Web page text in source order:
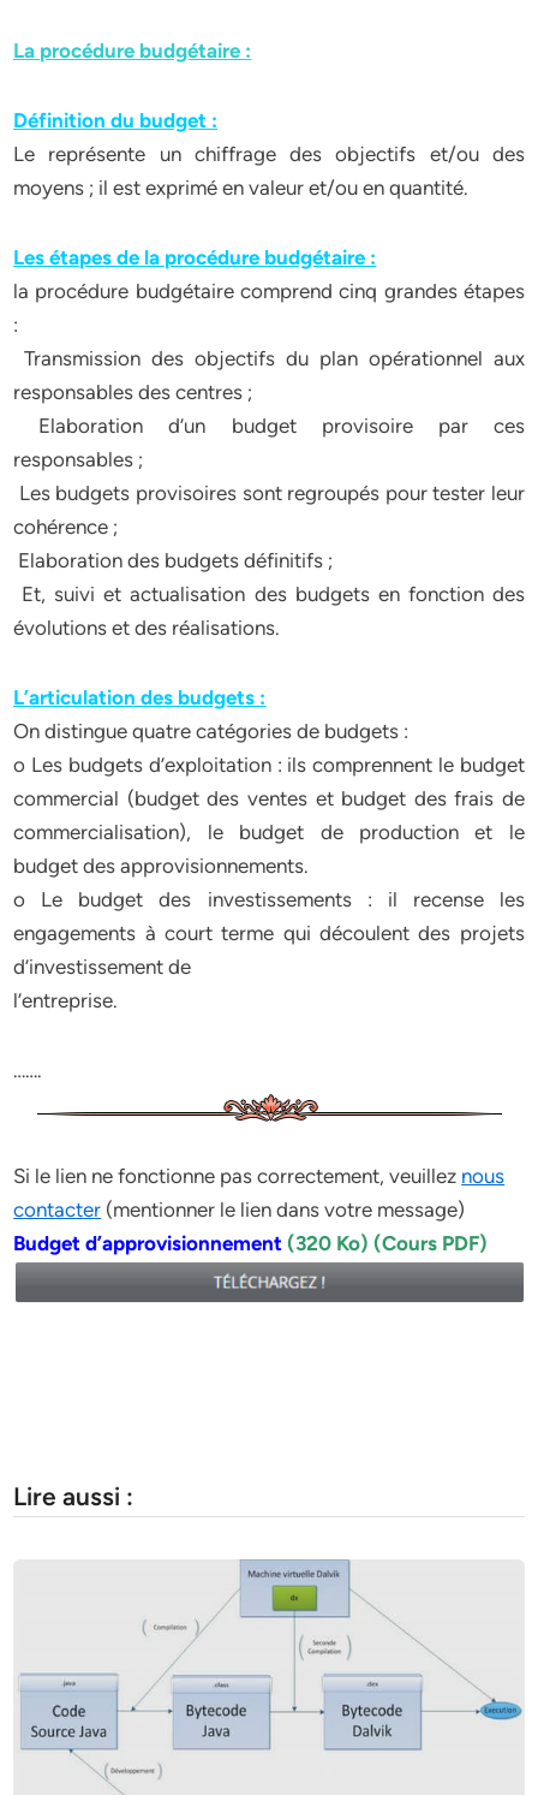
La procédure budgétaire :
Définition du budget :
Le représente un chiffrage des objectifs et/ou des
moyens ; il est exprimé en valeur et/ou en quantité.
Les étapes de la procédure budgétaire :
la procédure budgétaire comprend cinq grandes étapes
:
 Transmission des objectifs du plan opérationnel aux
responsables des centres ;
 Elaboration d’un budget provisoire par ces
responsables ;
 Les budgets provisoires sont regroupés pour tester leur
cohérence ;
 Elaboration des budgets définitifs ;
 Et, suivi et actualisation des budgets en fonction des
évolutions et des réalisations.
L’articulation des budgets :
On distingue quatre catégories de budgets :
o Les budgets d’exploitation : ils comprennent le budget
commercial (budget des ventes et budget des frais de
commercialisation), le budget de production et le
budget des approvisionnements.
o Le budget des investissements : il recense les
engagements à court terme qui découlent des projets
d’investissement de
l’entreprise.
…….
Si le lien ne fonctionne pas correctement, veuillez nous
contacter (mentionner le lien dans votre message)
Budget d’approvisionnement(320 Ko) (Cours PDF)
Lire aussi :